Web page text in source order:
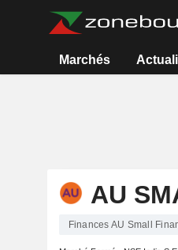
Marchés
AU
Finances AU Small